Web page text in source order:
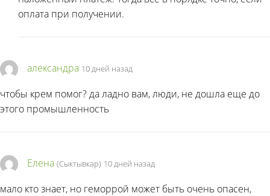
оплата при получении.
александра 10 дней назад
чтобы крем помог? да ладно вам, люди, не дошла еще до
этого промышленность
Елена (Сыктывкар) 10 дней назад
мало кто знает, но геморрой может быть очень опасен,